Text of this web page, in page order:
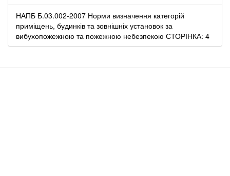
НАПБ Б.03.002-2007 Норми визначення категорій
приміщень, будинків та зовнішніх установок за
вибухопожежною та пожежною небезпекою СТОРІНКА: 4